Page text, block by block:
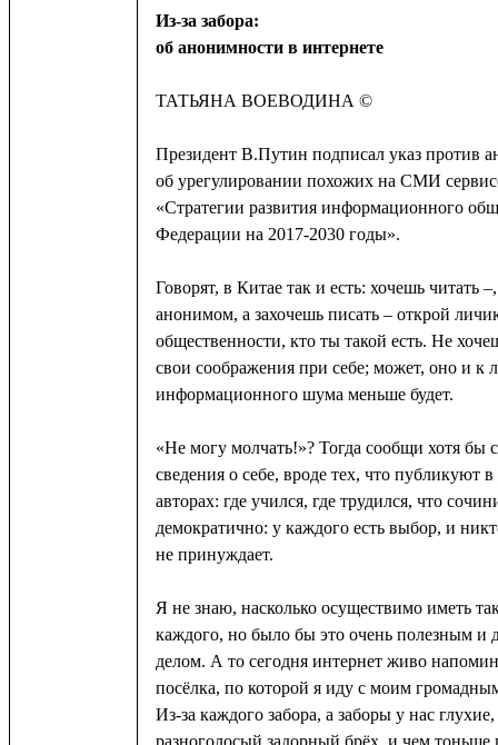
Из-за забора:
об анонимности в интернете
ТАТЬЯНА ВОЕВОДИНА ©
Президент В.Путин подписал указ против
об урегулировании похожих на СМИ
«Стратегии развития информационного
Федерации на 2017-2030 годы».
Говорят, в Китае так и есть: хочешь читать
анонимом, а захочешь писать – открой
общественности, кто ты такой есть. Не
свои соображения при себе; может, оно и к
информационного шума меньше будет.
«Не могу молчать!»? Тогда сообщи хотя бы
сведения о себе, вроде тех, что публикуют
авторах: где учился, где трудился, что
демократично: у каждого есть выбор, и
не принуждает.
Я не знаю, насколько осуществимо иметь
каждого, но было бы это очень полезным
делом. А то сегодня интернет живо
посёлка, по которой я иду с моим
Из-за каждого забора, а заборы у нас глухие,
разноголосый задорный брёх, и чем тоньше